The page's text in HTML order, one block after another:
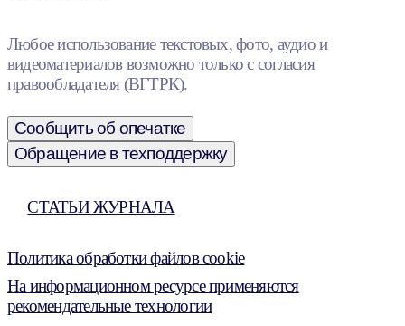
Любое использование текстовых, фото, аудио и
видеоматериалов возможно только с согласия
правообладателя (ВГТРК).
Сообщить об опечатке
Обращение в техподдержку
СТАТЬИ ЖУРНАЛА
Политика обработки файлов cookie
На информационном ресурсе применяются
рекомендательные технологии